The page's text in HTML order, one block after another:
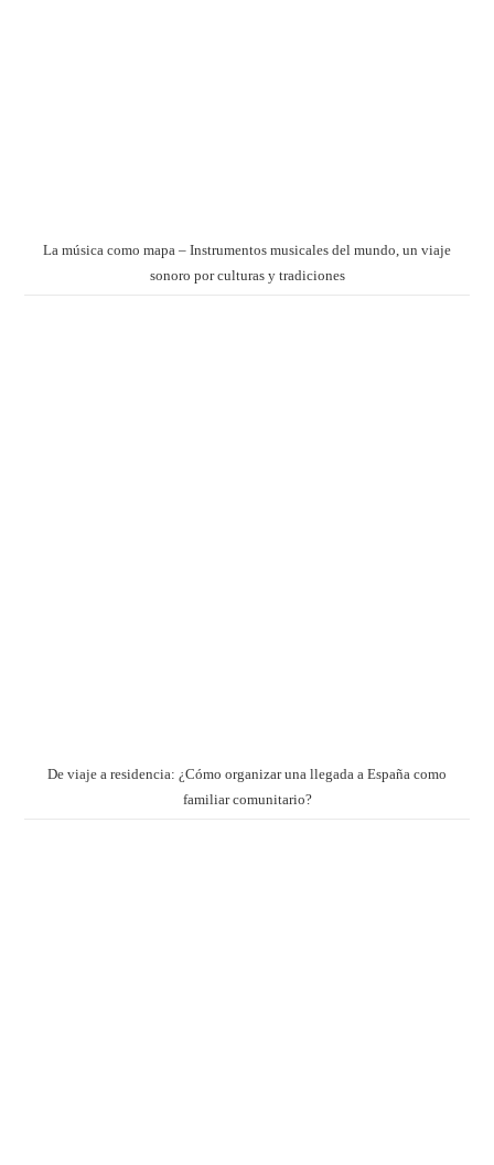
La música como mapa – Instrumentos musicales del mundo, un viaje
sonoro por culturas y tradiciones
De viaje a residencia: ¿Cómo organizar una llegada a España como
familiar comunitario?